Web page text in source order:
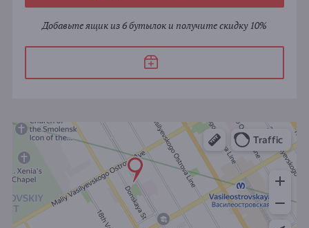
Добавьте ящик из 6 бутылок и получите скидку 10%